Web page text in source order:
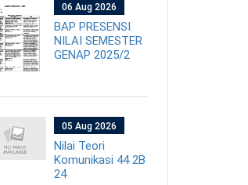
06 Aug 2026
BAP PRESENSI
NILAI SEMESTER
GENAP 2025/2
05 Aug 2026
Nilai Teori
Komunikasi 44 2B
24